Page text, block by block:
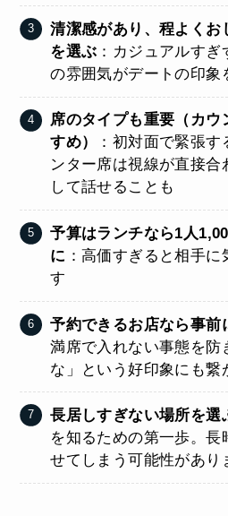
清潔感があり、程よくお
を選ぶ ：カジュアルす
の雰囲気がデートの印象
席のタイプも重要（カウ
すめ）
：初対面で緊張
ンター席は視線が直接合
して話せることも
予算はランチなら1人
に ：高価すぎると相手
す
予約できるお店なら事前
満席で入れない事態を防
な」という好印象にも繋
長居しすぎない場所を選
を知るための第一歩。長
せてしまう可能性があり